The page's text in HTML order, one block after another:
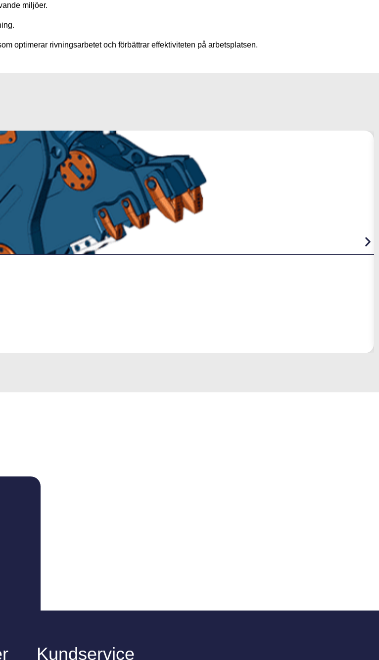
miljöer.
optimerar rivningsarbetet och förbättrar effektiviteten på arbetsplatsen.
Kundservice